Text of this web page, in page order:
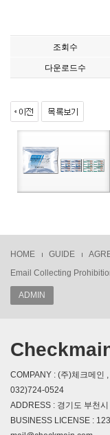
조회수
다운로드수
HOME GUIDE
Email Collecting
ADMIN
COMPANY : (주)체크메인
032)724-0524
ADDRESS : 경기도 부천
BUSINESS LICENSE :